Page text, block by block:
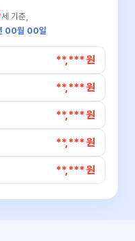
세 기준,
00월 00일
**,*** 원
**,*** 원
**,*** 원
**,*** 원
**,*** 원